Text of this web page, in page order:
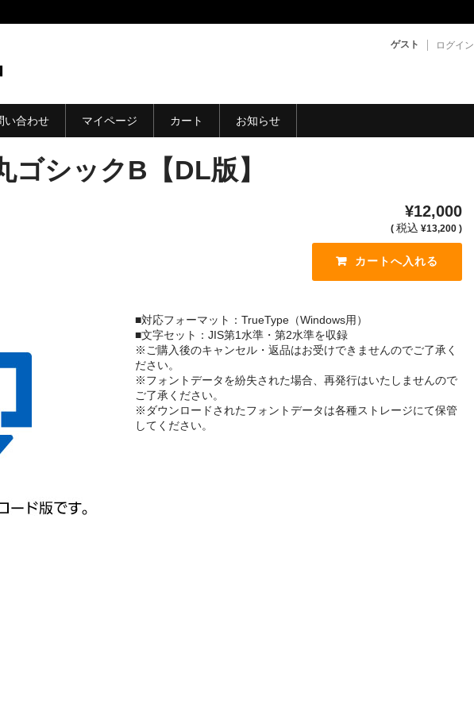
ゲスト ログイン
い合わせ マイページ カート お知らせ
ゴシックB【DL版】
¥12,000
( 税込 ¥13,200 )
■対応フォーマット：TrueType（Windows用）
■文字セット：JIS第1水準・第2水準を収録
※ご購入後のキャンセル・返品はお受けできませんのでご了承く
ださい。
※フォントデータを紛失された場合、再発行はいたしませんので
ご了承ください。
※ダウンロードされたフォントデータは各種ストレージにて保管
してください。